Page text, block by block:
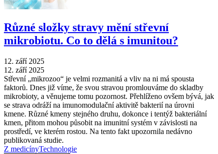
Různé složky stravy mění střevní
mikrobiotu. Co to dělá s imunitou?
12. září 2025
12. září 2025
Střevní „mikrozoo“ je velmi rozmanitá a vliv na ni má spousta
faktorů. Dnes již víme, že svou stravou promlouváme do skladby
mikrobioty, a věnujeme tomu pozornost. Přehlíženo ovšem bývá, jak
se strava odráží na imunomodulační aktivitě bakterií na úrovni
kmene. Různé kmeny stejného druhu, dokonce i tentýž bakteriální
kmen, přitom mohou působit na imunitní systém v závislosti na
prostředí, ve kterém rostou. Na tento fakt upozornila nedávno
publikovaná studie.
Z medicínyTechnologie